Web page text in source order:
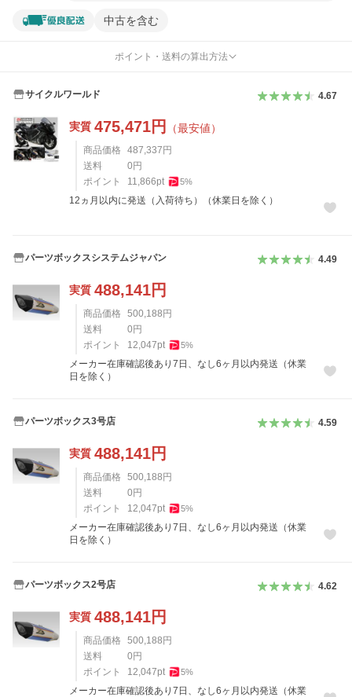
中古を含む
ポイント・送料の算出方法
サイクルワールド 4.67
実質 475,471円 （最安値）
商品価格 487,337 円
送料
0 円
ポイント
11,866pt 5%
12ヵ月以内に発送（入荷待ち）（休業日を除く）
パーツボックスシステムジャパン 4.49
実質 488,141円
商品価格 500,188 円
送料
0 円
ポイント
12,047pt 5%
メーカー在庫確認後あり7日、なし6ヶ月以内発送（休業
日を除く）
パーツボックス3号店 4.59
実質 488,141円
商品価格 500,188 円
送料
0 円
ポイント
12,047pt 5%
メーカー在庫確認後あり7日、なし6ヶ月以内発送（休業
日を除く）
パーツボックス2号店 4.62
実質 488,141円
商品価格 500,188 円
送料
0 円
ポイント
12,047pt 5%
メーカー在庫確認後あり7日、なし6ヶ月以内発送（休業